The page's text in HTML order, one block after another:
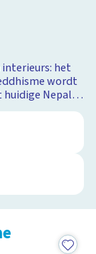
het
wordt
Nepal.
49 dagen te